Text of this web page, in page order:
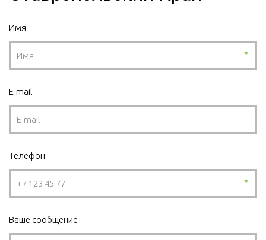
Имя
*
E-mail
Телефон
*
Ваше сообщение